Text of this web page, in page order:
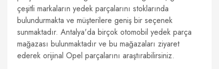
çeşitli markaların yedek parçalarını stoklarında
bulundurmakta ve müşterilere geniş bir seçenek
sunmaktadır. Antalya'da birçok otomobil yedek parça
mağazası bulunmaktadır ve bu mağazaları ziyaret
ederek orijinal Opel parçalarını araştırabilirsiniz.